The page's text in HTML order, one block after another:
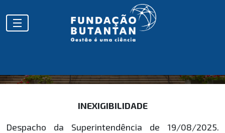
HOMOLOGAÇÕES
INEXIGIBILIDADE
Despacho da Superintendência de 19/08/2025.